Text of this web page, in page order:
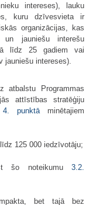
intereses), lauku
kuru dzīvesvieta ir
organizācijas, kas
jauniešu interešu
līdz 25 gadiem vai
jauniešu intereses).
Programmas
attīstības stratēģiju
​4. punktāminētajiem
125 000 iedzīvotāju;
šo noteikumu 3.2.
bet tajā bez